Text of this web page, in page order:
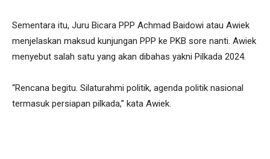
Sementara itu, Juru Bicara PPP Achmad Baidowi atau Awiek
menjelaskan maksud kunjungan PPP ke PKB sore nanti. Awiek
menyebut salah satu yang akan dibahas yakni Pilkada 2024.
“Rencana begitu. Silaturahmi politik, agenda politik nasional
termasuk persiapan pilkada,” kata Awiek.